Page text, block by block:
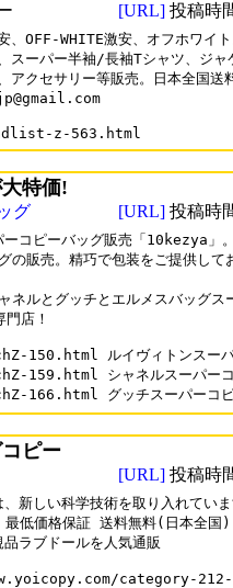
[URL] 投稿時
、OFF-WHITE激安、オフホワイ
スーパー半袖/長袖Tシャツ、ジャ
アクセサリー等販売。日本全国送
z-563.html
特価!
グ [URL] 投稿時
コピーバッグ販売「10kezya」。
の販売。精巧で包装をご提供して
ネルとグッチとエルメスバッグス
店！
150.html ルイヴィトンスーパ
159.html シャネルスーパー
166.html グッチスーパーコ
ピー
[URL] 投稿時
新しい科学技術を取り入れていま
低価格保証 送料無料(日本全国)
ラブドールを人気通販
category-